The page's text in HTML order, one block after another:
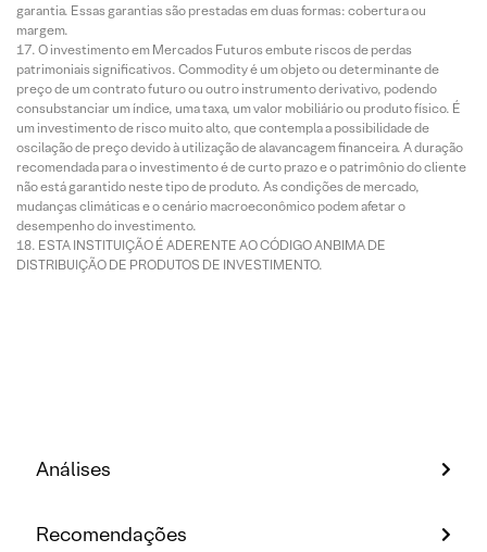
garantia. Essas garantias são prestadas em duas formas: cobertura ou
margem.
O investimento em Mercados Futuros embute riscos de perdas
patrimoniais significativos. Commodity é um objeto ou determinante de
preço de um contrato futuro ou outro instrumento derivativo, podendo
consubstanciar um índice, uma taxa, um valor mobiliário ou produto físico. É
um investimento de risco muito alto, que contempla a possibilidade de
oscilação de preço devido à utilização de alavancagem financeira. A duração
recomendada para o investimento é de curto prazo e o patrimônio do cliente
não está garantido neste tipo de produto. As condições de mercado,
mudanças climáticas e o cenário macroeconômico podem afetar o
desempenho do investimento.
ESTA INSTITUIÇÃO É ADERENTE AO CÓDIGO ANBIMA DE
DISTRIBUIÇÃO DE PRODUTOS DE INVESTIMENTO.
Análises
Recomendações